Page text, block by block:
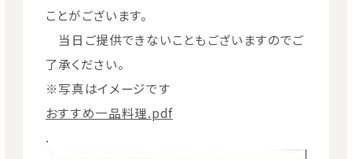
ことがございます。
当日ご提供できないこともございますのでご
了承ください。
※写真はイメージです
おすすめ一品料理.pdf
.